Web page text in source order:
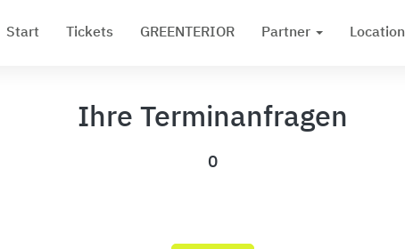
Start Tickets GREENTERIOR Partner Location
Ihre Terminanfragen
0